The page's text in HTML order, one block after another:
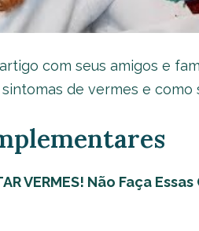
com seus amigos e
de vermes e como
VERMES! Não Faça